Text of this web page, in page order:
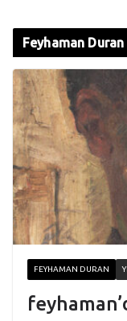
Feyhaman Duran
FEYHAMAN DURAN